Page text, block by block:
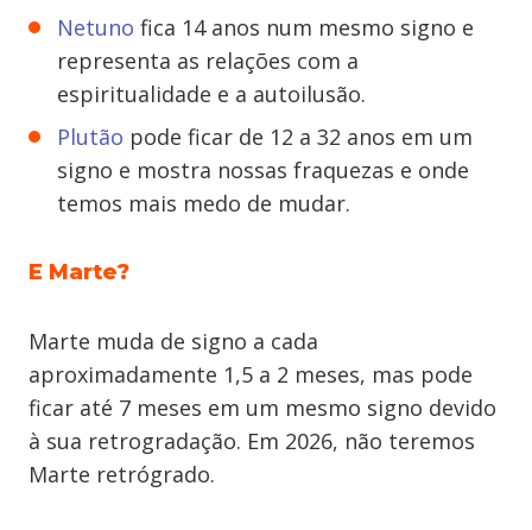
Netuno fica 14 anos num mesmo signo e
representa as relações com a
espiritualidade e a autoilusão.
Plutão pode ficar de 12 a 32 anos em um
signo e mostra nossas fraquezas e onde
temos mais medo de mudar.
E Marte?
Marte muda de signo a cada
aproximadamente 1,5 a 2 meses, mas pode
ficar até 7 meses em um mesmo signo devido
à sua retrogradação. Em 2026, não teremos
Marte retrógrado.